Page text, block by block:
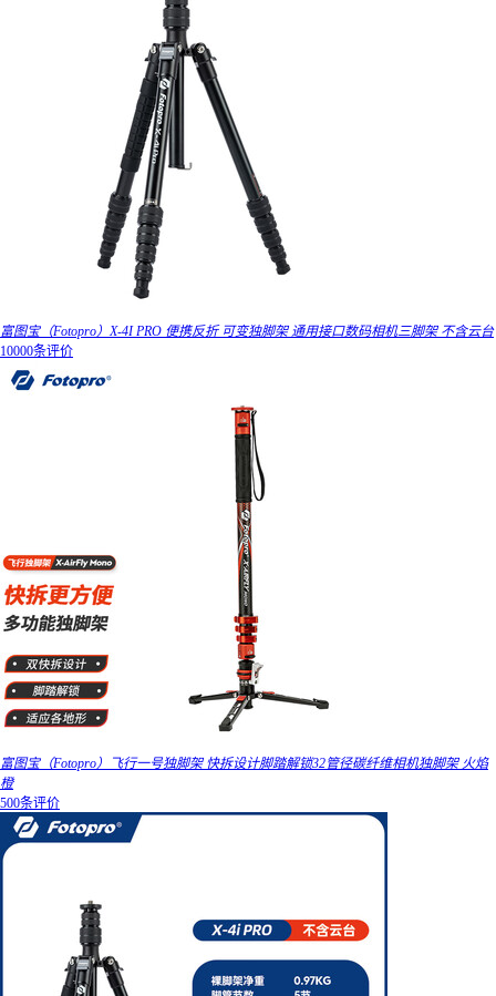
富图宝（Fotopro）X-4I PRO 便携反折 可变独脚架 通用接口数码相机三脚架 不含云台
10000条评价
富图宝（Fotopro）飞行一号独脚架 快拆设计脚踏解锁32管径碳纤维相机独脚架 火焰
橙
500条评价